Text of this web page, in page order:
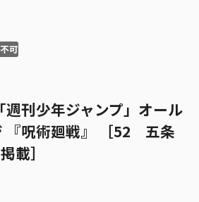
可
週刊少年ジャンプ」オール
『呪術廻戦』 ［52 五条
載］